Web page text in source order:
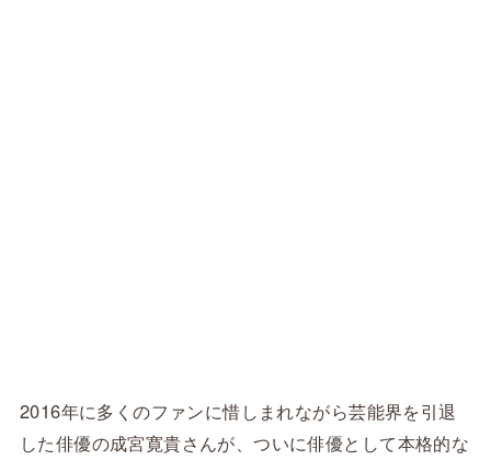
2016年に多くのファンに惜しまれながら芸能界を引退
した俳優の成宮寛貴さんが、ついに俳優として本格的な